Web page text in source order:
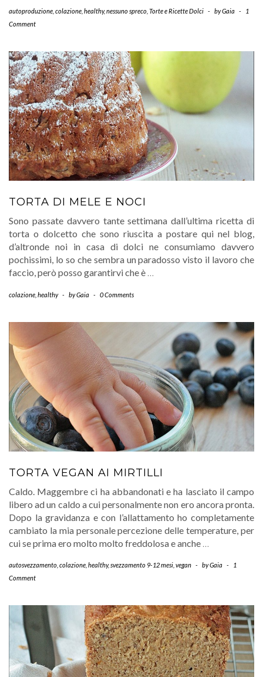
autoproduzione colazione healthy,nessuno spreco Torte e Ricette Dolci - byGaia -
1
Comment
TORTA DI MELE E NOCI
Sono passate davvero tante settimana dall’ultima ricetta di
torta o dolcetto che sono riuscita a postare qui nel blog,
d’altronde noi in casa di dolci ne consumiamo davvero
pochissimi, lo so che sembra un paradosso visto il lavoro che
faccio, però posso garantirvi che è …
colazione healthy - byGaia - 0 Comments
TORTA VEGAN AI MIRTILLI
Caldo. Maggembre ci ha abbandonati e ha lasciato il campo
libero ad un caldo a cui personalmente non ero ancora pronta.
Dopo la gravidanza e con l’allattamento ho completamente
cambiato la mia personale percezione delle temperature, per
cui se prima ero molto molto freddolosa e anche …
autosvezzamento colazione healthy,svezzamento 9-12 mesi vegan - byGaia -
1
Comment